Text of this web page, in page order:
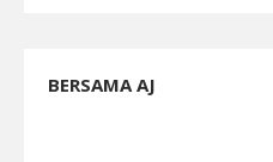
BERSAMA AJ